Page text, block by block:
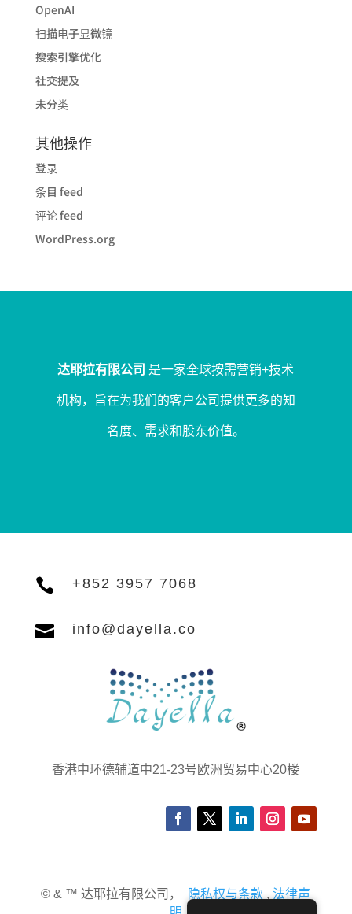
OpenAI
扫描电子显微镜
搜索引擎优化
社交提及
未分类
其他操作
登录
条目 feed
评论 feed
WordPress.org
达耶拉有限公司 是一家全球按需营销+技术
机构，旨在为我们的客户公司提供更多的知
名度、需求和股东价值。
 +852 3957 7068
 info@dayella.co
香港中环德辅道中21-23号欧洲贸易中心20楼
© & ™ 达耶拉有限公司， 隐私权与条款 , 法律声